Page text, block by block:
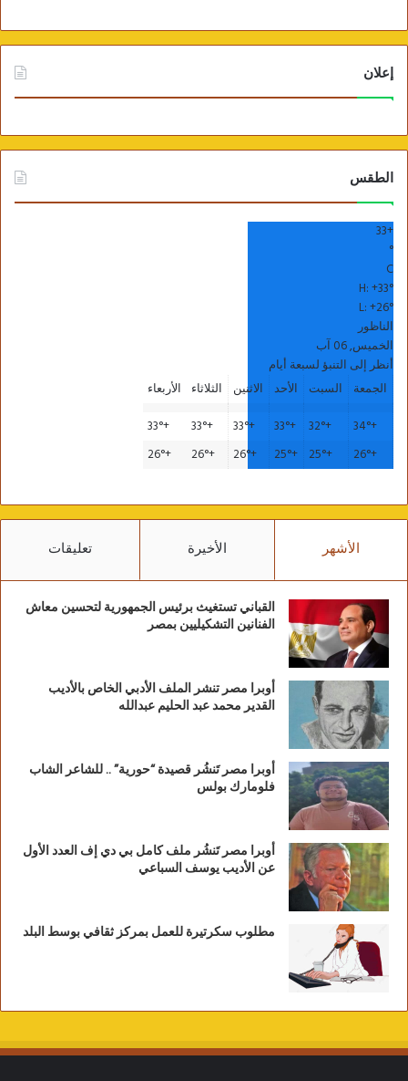
إعلان
الطقس
+
33
°
C
H:+33°
L:+26°
الناظور
الخميس, 06 آب
أنظر إلى التنبؤ لسبعة أيام
الجمعة
السبت الأحد الاثنين الثلاثاء
الأربعاء
+
34°
+
32°
+
33°
+
33°
+
33°
+
33°
+
26°
+
25°
+
25°
+
26°
+
26°
+
26°
الأشهر الأخيرة تعليقات
القباني تستغيث برئيس الجمهورية لتحسين معاش
الفنانين التشكيليين بمصر
أوبرا مصر تنشر الملف الأدبي الخاص بالأديب
القدير محمد عبد الحليم عبدالله
أوبرا مصر تَنشُر قصيدة “حورية” .. للشاعر الشاب
فلومارك بولس
أوبرا مصر تَنشُر ملف كامل بي دي إف العدد الأول
عن الأديب يوسف السباعي
مطلوب سكرتيرة للعمل بمركز ثقافي بوسط البلد